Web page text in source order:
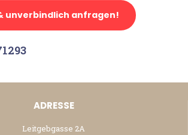
unverbindlich anfragen!
ADRESSE
Leitgebgasse 2A